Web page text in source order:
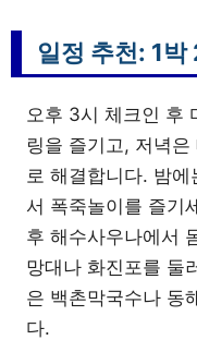
일정 추천: 1박
오후 3시 체크인 후
링을 즐기고, 저녁
로 해결합니다. 밤
서 폭죽놀이를 즐기
후 해수사우나에서
망대나 화진포를 둘
은 백촌막국수나 동
다.